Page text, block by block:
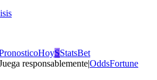
SStatsBet
responsablemente|OddsFortune